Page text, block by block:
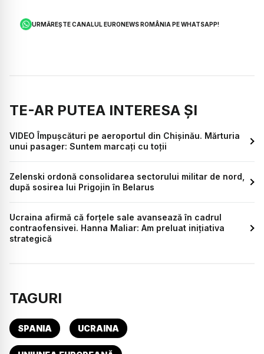
URMĂREȘTE CANALUL EURONEWS ROMÂNIA PE WHATSAPP!
TE-AR PUTEA INTERESA ȘI
VIDEO Împușcături pe aeroportul din Chișinău. Mărturia
unui pasager: Suntem marcați cu toții
Zelenski ordonă consolidarea sectorului militar de nord,
după sosirea lui Prigojin în Belarus
Ucraina afirmă că forţele sale avansează în cadrul
contraofensivei. Hanna Maliar: Am preluat iniţiativa
strategică
TAGURI
SPANIA UCRAINA